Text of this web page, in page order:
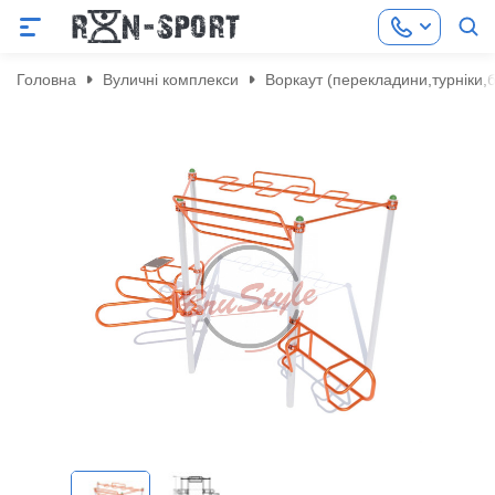
Головна Вуличні комплекси Воркаут